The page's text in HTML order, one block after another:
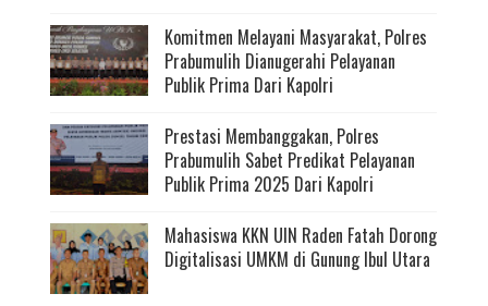
Komitmen Melayani Masyarakat, Polres
Prabumulih Dianugerahi Pelayanan
Publik Prima Dari Kapolri
Prestasi Membanggakan, Polres
Prabumulih Sabet Predikat Pelayanan
Publik Prima 2025 Dari Kapolri
Mahasiswa KKN UIN Raden Fatah Dorong
Digitalisasi UMKM di Gunung Ibul Utara